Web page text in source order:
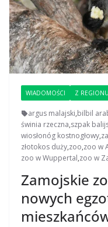
WIADOMOŚCI Z REGIONU
argus malajski,bilbil
świnia rzeczna,szpak
wiosłonóg kostnogłowy,
złotokos duży,zoo,zoo w
zoo w Wuppertal,zoo w
Zamojskie
nowych